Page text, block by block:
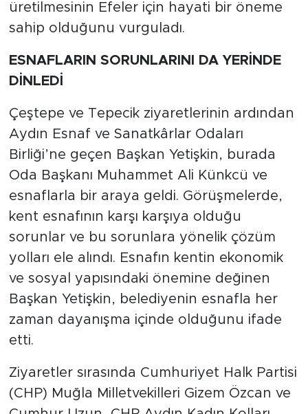
üretilmesinin Efeler için hayati bir öneme
sahip olduğunu vurguladı.
ESNAFLARIN SORUNLARINI DA YERİNDE
DİNLEDİ
Çeştepe ve Tepecik ziyaretlerinin ardından
Aydın Esnaf ve Sanatkârlar Odaları
Birliği’ne geçen Başkan Yetişkin, burada
Oda Başkanı Muhammet Ali Künkcü ve
esnaflarla bir araya geldi. Görüşmelerde,
kent esnafının karşı karşıya olduğu
sorunlar ve bu sorunlara yönelik çözüm
yolları ele alındı. Esnafın kentin ekonomik
ve sosyal yapısındaki önemine değinen
Başkan Yetişkin, belediyenin esnafla her
zaman dayanışma içinde olduğunu ifade
etti.
Ziyaretler sırasında Cumhuriyet Halk Partisi
(CHP) Muğla Milletvekilleri Gizem Özcan ve